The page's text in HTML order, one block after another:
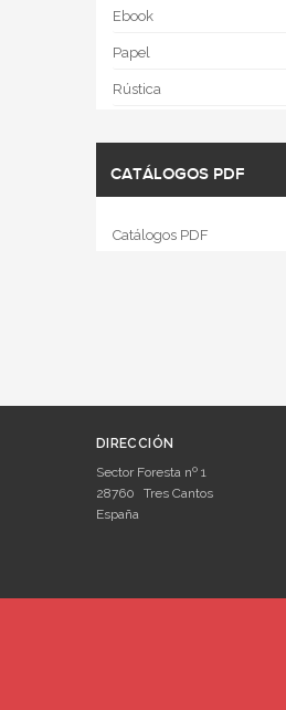
Ebook
Papel
Rústica
CATÁLOGOS PDF
Catálogos PDF
DIRECCIÓN
Sector Foresta nº 1
28760
Tres Cantos
España